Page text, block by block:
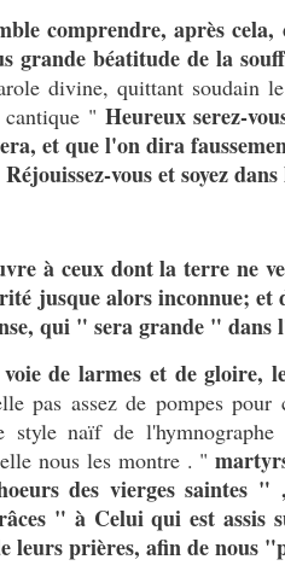
comprendre, après
grande béatitude de la
divine, quittant soudain
" Heureux serez-
et que l'on dira
vous et soyez
à ceux dont la terre ne
jusque alors inconnue;
qui " sera grande " dans
de larmes et de gloire,
pas assez de pompes
naïf de l'hymnographe
nous les montre . "
des vierges saintes
" à Celui qui est
leurs prières, afin de nous